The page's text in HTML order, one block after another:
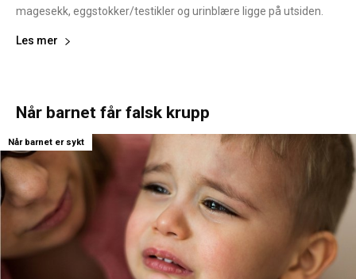
magesekk, eggstokker/testikler og urinblære ligge på utsiden.
Les mer
Når barnet får falsk krupp
Når barnet er sykt